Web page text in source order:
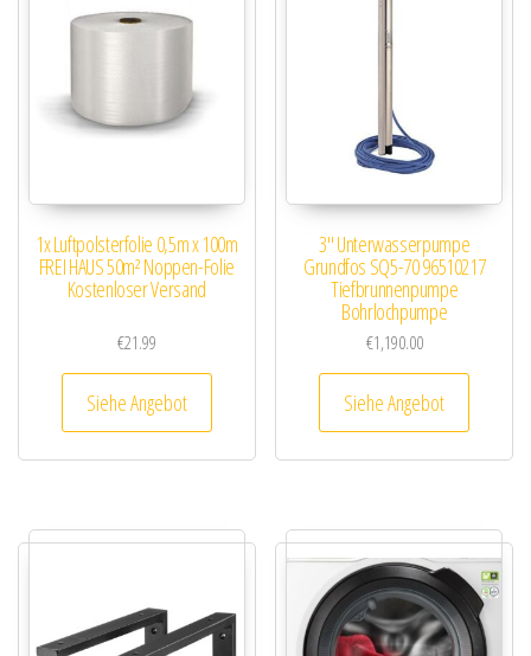
1x Luftpolsterfolie 0,5m x 100m
FREI HAUS 50m² Noppen-Folie
Kostenloser Versand
€21.99
Siehe Angebot
3″ Unterwasserpumpe
Grundfos SQ5-70 96510217
Tiefbrunnenpumpe
Bohrlochpumpe
€1,190.00
Siehe Angebot